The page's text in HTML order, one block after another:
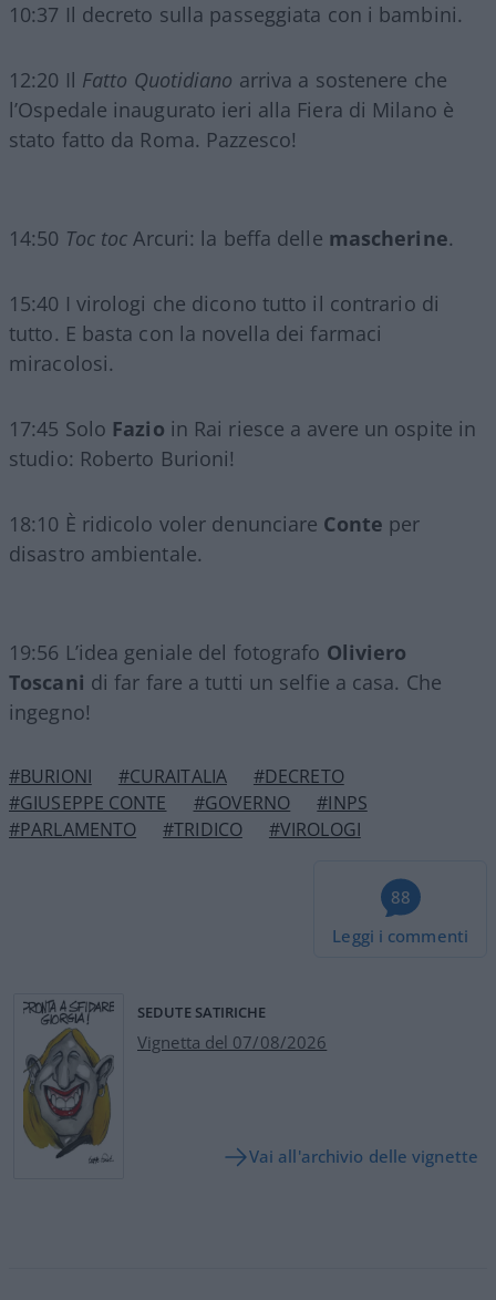
10:37 Il decreto sulla passeggiata con i bambini.
12:20 Il Fatto Quotidiano arriva a sostenere che
l’Ospedale inaugurato ieri alla Fiera di Milano è
stato fatto da Roma. Pazzesco!
14:50 Toc toc Arcuri: la beffa delle mascherine.
15:40 I virologi che dicono tutto il contrario di
tutto. E basta con la novella dei farmaci
miracolosi.
17:45 Solo Fazio in Rai riesce a avere un ospite in
studio: Roberto Burioni!
18:10 È ridicolo voler denunciare Conte per
disastro ambientale.
19:56 L’idea geniale del fotografo Oliviero
Toscani di far fare a tutti un selfie a casa. Che
ingegno!
#BURIONI #CURAITALIA
#DECRETO
#GIUSEPPE CONTE
#GOVERNO
#INPS
#PARLAMENTO
#TRIDICO #VIROLOGI
88
Leggi i commenti
SEDUTE SATIRICHE
Vignetta del 07/08/2026
Vai all'archivio delle vignette